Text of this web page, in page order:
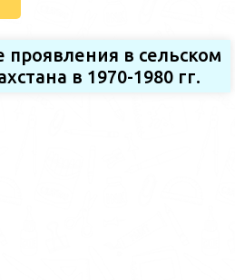
проявления в сельском
в 1970-1980 гг.